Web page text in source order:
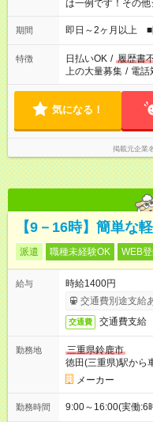
は一例です！その他
期間 即日～2ヶ月以上 ■
特徴 日払いOK / 履歴書
上の大量募集 / 電話
気になる！
掲載元企業
【9－16時】簡単な
派遣 職種未経験OK WEB
給与
時給1400円
交通費別途支給
交通費 交通費支給
勤務地
三重県鈴鹿市
徳田(三重県)駅から
メーカー
勤務時間 9:00～16:00(実働